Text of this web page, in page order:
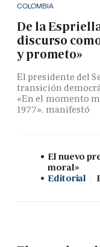
COLOMBIA
De la
discurso
y prometo»
El presidente del
transición
«En el momento
1977», manifestó
El nuevo
moral»
Editorial